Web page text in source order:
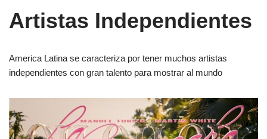
Artistas Independientes
America Latina se caracteriza por tener muchos artistas
independientes con gran talento para mostrar al mundo